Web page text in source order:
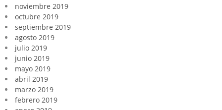
noviembre 2019
octubre 2019
septiembre 2019
agosto 2019
julio 2019
junio 2019
mayo 2019
abril 2019
marzo 2019
febrero 2019